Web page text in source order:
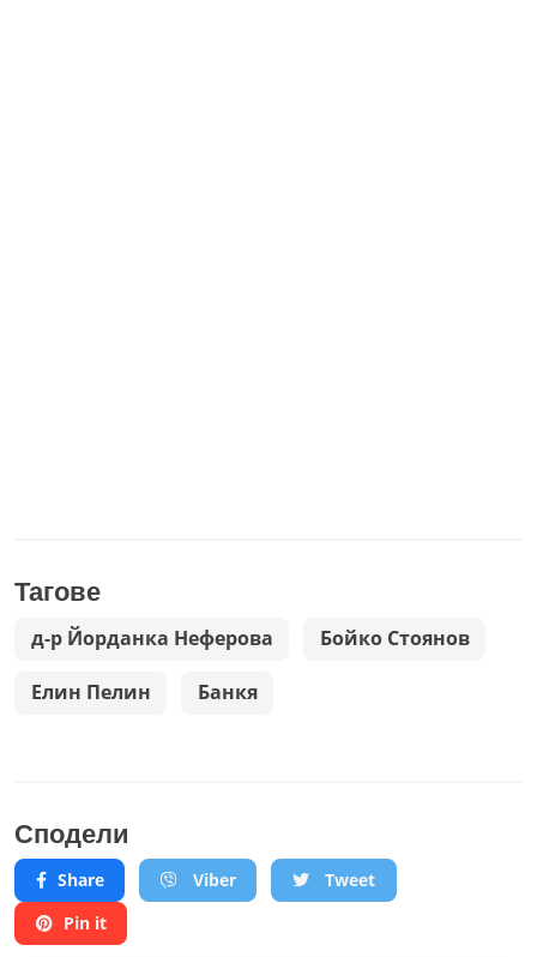
Тагове
д-р Йорданка Неферова Бойко Стоянов
Елин Пелин Банкя
Сподели
Share Viber
Tweet
Pin it